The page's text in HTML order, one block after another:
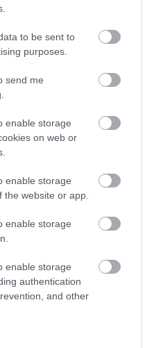
to be sent to
purposes.
send me
enable storage
on web or
enable storage
the website or app.
enable storage
enable storage
authentication
and other
Τι
αύριο
Ποιοι και γιατί θα
πάρουν διπλάσια
Πότε θα πληρωθούν οι
συντάξεις Σεπτεμβρίου